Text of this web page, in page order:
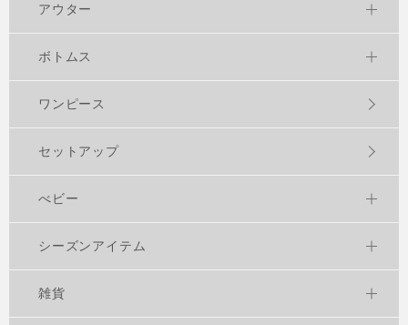
アウター
ボトムス
ワンピース
セットアップ
べビー
シーズンアイテム
雑貨